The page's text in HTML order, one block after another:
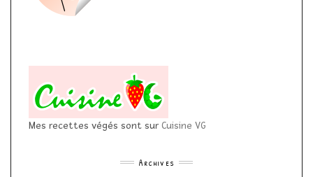
Mes recettes végés sont sur Cuisine VG
Archives